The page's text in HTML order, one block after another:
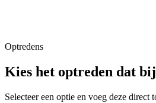
Optredens
Kies het optreden dat
Selecteer een optie en voeg deze direct